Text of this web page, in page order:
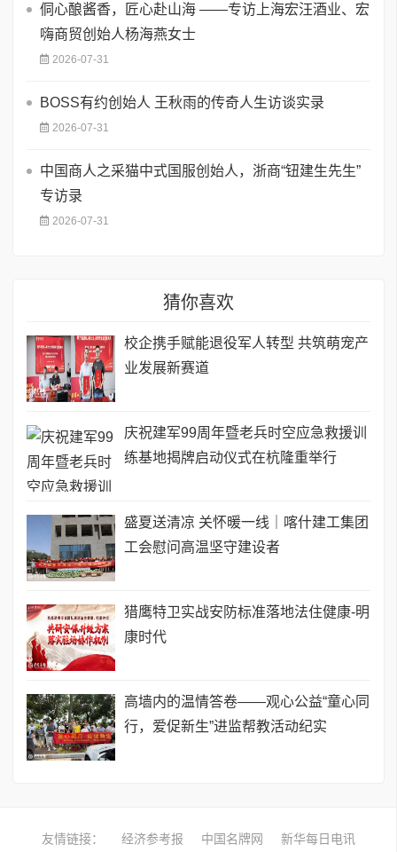
侗心酿酱香，匠心赴山海 ——专访上海宏汪酒业、宏
嗨商贸创始人杨海燕女士
2026-07-31
BOSS有约创始人 王秋雨的传奇人生访谈实录
2026-07-31
中国商人之采猫中式国服创始人，浙商“钮建生先生”
专访录
2026-07-31
猜你喜欢
校企携手赋能退役军人转型 共筑萌宠产
业发展新赛道
庆祝建军99周年暨老兵时空应急救援训
练基地揭牌启动仪式在杭隆重举行
盛夏送清凉 关怀暖一线｜喀什建工集团
工会慰问高温坚守建设者
猎鹰特卫实战安防标准落地法住健康-明
康时代
高墙内的温情答卷——观心公益“童心同
行，爱促新生”进监帮教活动纪实
友情链接： 经济参考报 中国名牌网 新华每日电讯